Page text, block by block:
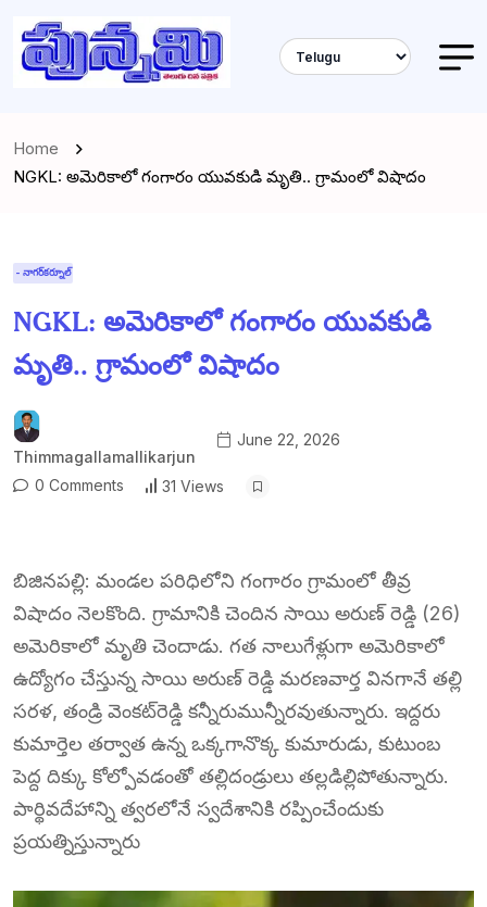
Home
NGKL: అమెరికాలో గంగారం యువకుడి మృతి.. గ్రామంలో విషాదం
- నాగర్‌కర్నూల్
NGKL: అమెరికాలో గంగారం యువకుడి
మృతి.. గ్రామంలో విషాదం
Thimmagallamallikarjun
June 22, 2026
0 Comments 31 Views
బిజినపల్లి: మండల పరిధిలోని గంగారం గ్రామంలో తీవ్ర
విషాదం నెలకొంది. గ్రామానికి చెందిన సాయి అరుణ్ రెడ్డి (26)
అమెరికాలో మృతి చెందాడు. గత నాలుగేళ్లుగా అమెరికాలో
ఉద్యోగం చేస్తున్న సాయి అరుణ్ రెడ్డి మరణవార్త వినగానే తల్లి
సరళ, తండ్రి వెంకట్‌రెడ్డి కన్నీరుమున్నీరవుతున్నారు. ఇద్దరు
కుమార్తెల తర్వాత ఉన్న ఒక్కగానొక్క కుమారుడు, కుటుంబ
పెద్ద దిక్కు కోల్పోవడంతో తల్లిదండ్రులు తల్లడిల్లిపోతున్నారు.
పార్థివదేహాన్ని త్వరలోనే స్వదేశానికి రప్పించేందుకు
ప్రయత్నిస్తున్నారు